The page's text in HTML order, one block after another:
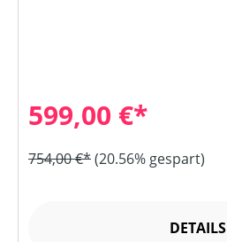
599,00 €*
754,00 €*(20.56% gespart)
DETAILS